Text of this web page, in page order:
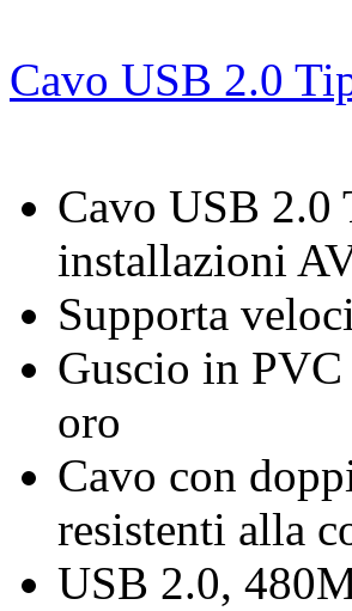
Cavo USB 2.0
Cavo USB 2.0
installazioni
Supporta
Guscio in
oro
Cavo con
resistenti alla
USB 2.0,